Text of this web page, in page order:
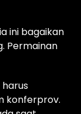
ini bagaikan
Permainan
konferprov.